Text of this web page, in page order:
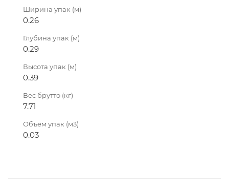
Ширина упак (м)
0.26
Глубина упак (м)
0.29
Высота упак (м)
0.39
Вес брутто (кг)
7.71
Объем упак (м3)
0.03